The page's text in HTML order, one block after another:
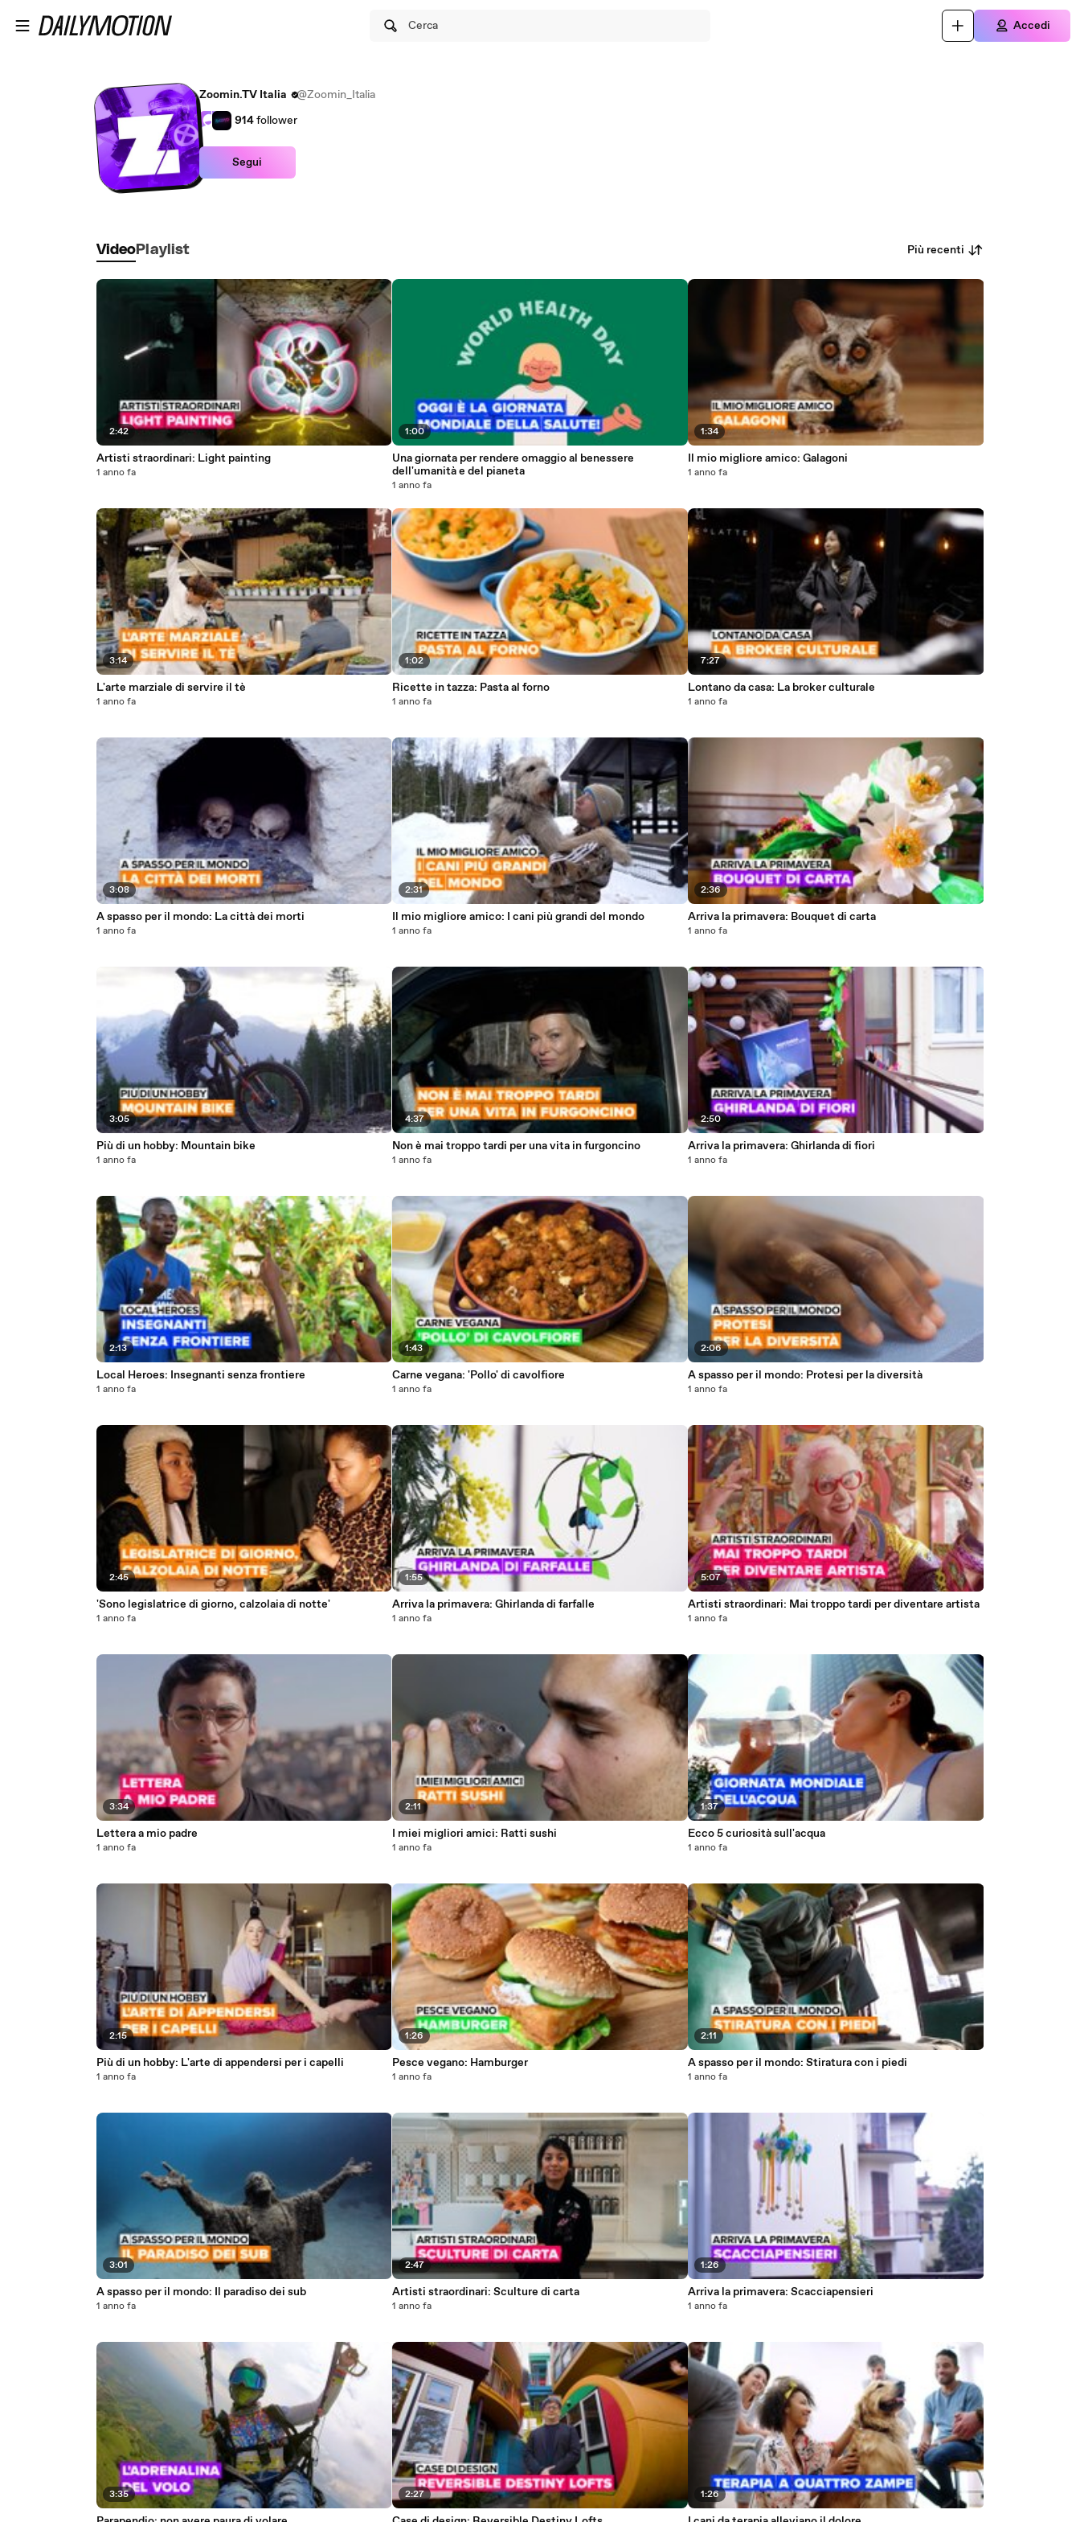
Cerca Accedi
Zoomin.TV Italia
@Zoomin_Italia
914follower
Segui
Video Playlist Più recenti
2:42
Artisti straordinari: Light painting
1 anno fa
3:14
L'arte marziale di servire il tè
1 anno fa
3:08
A spasso per il mondo: La città dei morti
1 anno fa
3:05
Più di un hobby: Mountain bike
1 anno fa
2:13
Local Heroes: Insegnanti senza frontiere
1 anno fa
2:45
'Sono legislatrice di giorno, calzolaia di notte'
1 anno fa
3:34
Lettera a mio padre
1 anno fa
2:15
Più di un hobby: L'arte di appendersi per i capelli
1 anno fa
3:01
A spasso per il mondo: Il paradiso dei sub
1 anno fa
3:35
1:00
Una giornata per rendere omaggio al benessere
dell'umanità e del pianeta
1 anno fa
1:02
Ricette in tazza: Pasta al forno
1 anno fa
2:31
Il mio migliore amico: I cani più grandi del mondo
1 anno fa
4:37
Non è mai troppo tardi per una vita in furgoncino
1 anno fa
1:43
Carne vegana: 'Pollo' di cavolfiore
1 anno fa
1:55
Arriva la primavera: Ghirlanda di farfalle
1 anno fa
2:11
I miei migliori amici: Ratti sushi
1 anno fa
1:26
Pesce vegano: Hamburger
1 anno fa
2:47
Artisti straordinari: Sculture di carta
1 anno fa
2:27
1:34
Il mio migliore amico: Galagoni
1 anno fa
7:27
Lontano da casa: La broker culturale
1 anno fa
2:36
Arriva la primavera: Bouquet di carta
1 anno fa
2:50
Arriva la primavera: Ghirlanda di fiori
1 anno fa
2:06
A spasso per il mondo: Protesi per la diversità
1 anno fa
5:07
Artisti straordinari: Mai troppo tardi per diventare artista
1 anno fa
1:37
Ecco 5 curiosità sull'acqua
1 anno fa
2:11
A spasso per il mondo: Stiratura con i piedi
1 anno fa
1:26
Arriva la primavera: Scacciapensieri
1 anno fa
1:26